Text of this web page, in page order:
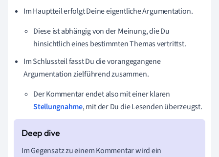
Im Hauptteil erfolgt Deine eigentliche Argumentation.
Diese ist abhängig von der Meinung, die Du
hinsichtlich eines bestimmten Themas vertrittst.
Im Schlussteil fasst Du die vorangegangene
Argumentation zielführend zusammen.
Der Kommentar endet also mit einer klaren
Stellungnahme, mit der Du die Lesenden überzeugst.
Im Gegensatz zu einem Kommentar wird ein